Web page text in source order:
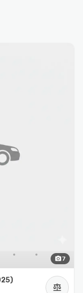
photo_camera7
balance